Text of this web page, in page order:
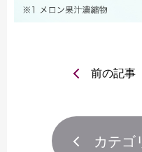
前の記事
カテゴ